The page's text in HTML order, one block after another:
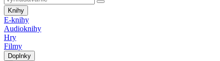
Knihy
E-knihy
Audioknihy
Hry
Filmy
Doplnky